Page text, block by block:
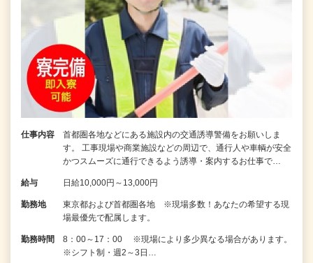
仕事内容
首都圏各地などにある施設内の交通誘導警備をお願いしま
す。 工事現場や商業施設などの周辺で、通行人や車輌が安全
かつスムーズに通行できるよう誘導・案内するお仕事で…
給与 日給10,000円～13,000円
勤務地
東京都および首都圏各地 ※現場多数！あなたの希望する現
場最優先で配属します。
勤務時間
8：00～17：00 ※現場により多少異なる場合があります。
※シフト制・週2～3日…